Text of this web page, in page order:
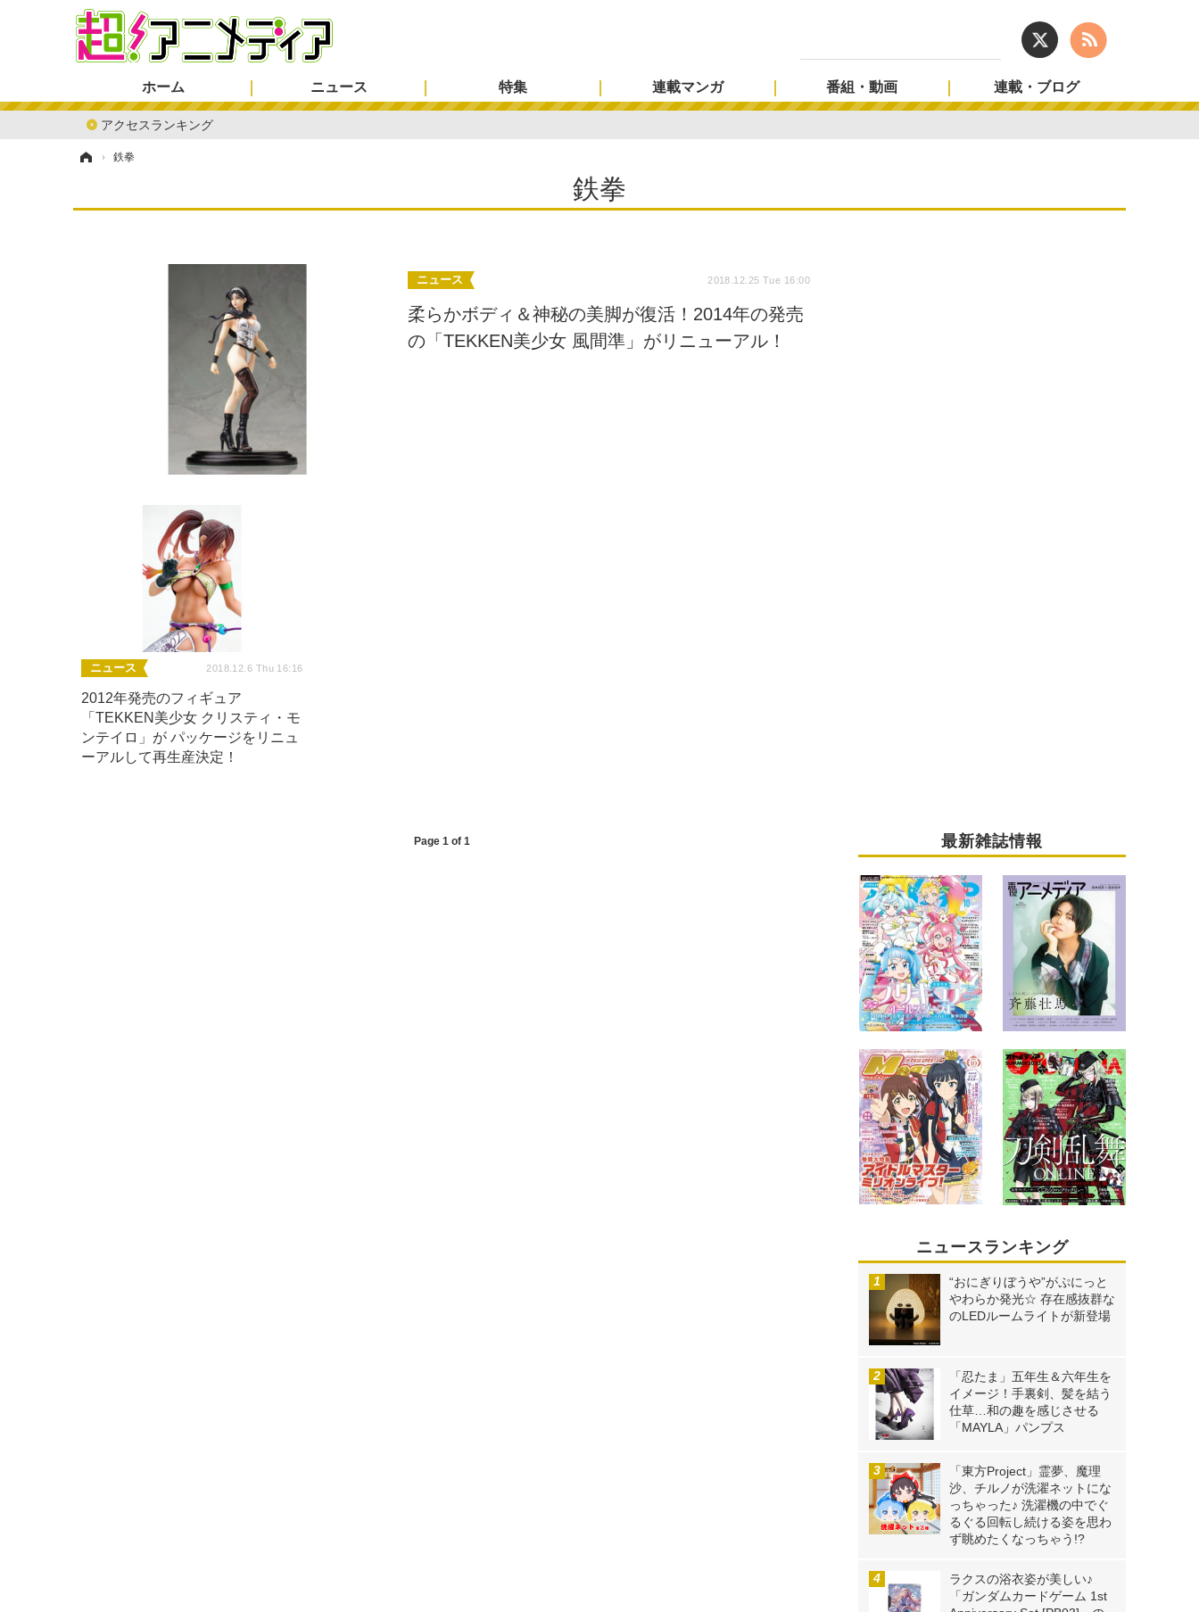
ホーム
アクセスランキング
ニュース 特集 連載マンガ 番組・動画 連載・ブログ
› 鉄拳
鉄拳
ニュース 2018.12.25 Tue 16:00
柔らかボディ＆神秘の美脚が復活！2014年の発売
の「TEKKEN美少女 風間準」がリニューアル！
ニュース 2018.12.6 Thu 16:16
2012年発売のフィギュア
「TEKKEN美少女 クリスティ・モ
ンテイロ」が パッケージをリニュ
ーアルして再生産決定！
Page 1 of 1 最新雑誌情報
ニュースランキング
“おにぎりぼうや”がぷにっと
やわらか発光☆ 存在感抜群な
のLEDルームライトが新登場
「忍たま」五年生＆六年生を
イメージ！手裏剣、髪を結う
仕草…和の趣を感じさせる
「MAYLA」パンプス
「東方Project」霊夢、魔理
沙、チルノが洗濯ネットにな
っちゃった♪ 洗濯機の中でぐ
るぐる回転し続ける姿を思わ
ず眺めたくなっちゃう!?
ラクスの浴衣姿が美しい♪
「ガンダムカードゲーム 1st